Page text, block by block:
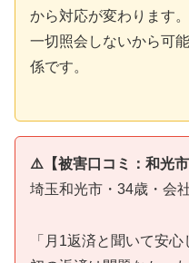
から対応が変わります
一切照会しないから可
係です。
⚠️【被害口コミ：和光市
埼玉和光市・34歳・会
「月1返済と聞いて安